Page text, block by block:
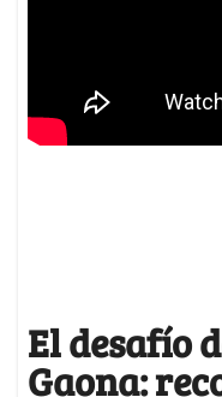
El desafío
Gaona: